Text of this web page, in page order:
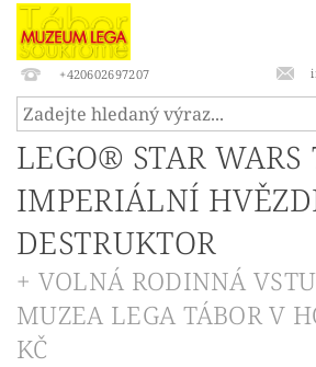
+420602697207
LEGO® STAR WARS
IMPERIÁLNÍ
DESTRUKTOR
+ VOLNÁ RODINNÁ
MUZEA LEGA TÁBOR V
KČ